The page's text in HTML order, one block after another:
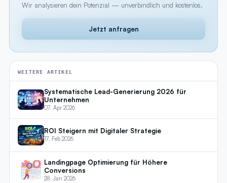
Wir analysieren dein Potenzial — unverbindlich und kostenlos.
Jetzt anfragen
WEITERE ARTIKEL
Systematische Lead-Generierung 2026 für
Unternehmen
07. Apr 2026
ROI Steigern mit Digitaler Strategie
17. Feb 2026
Landingpage Optimierung für Höhere
Conversions
28. Jan 2026